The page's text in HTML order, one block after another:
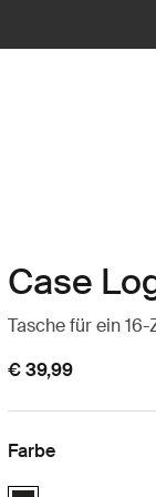
Case
Tasche für ein
€ 39,99
Farbe
Case Logic 16"